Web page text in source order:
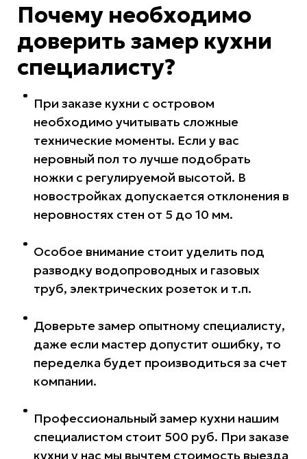
Почему необходимо
доверить замер кухни
специалисту?
При заказе кухни с островом
необходимо учитывать сложные
технические моменты. Если у вас
неровный пол то лучше подобрать
ножки с регулируемой высотой. В
новостройках допускается отклонения в
неровностях стен от 5 до 10 мм.
Особое внимание стоит уделить под
разводку водопроводных и газовых
труб, электрических розеток и т.п.
Доверьте замер опытному специалисту,
даже если мастер допустит ошибку, то
переделка будет производиться за счет
компании.
Профессиональный замер кухни нашим
специалистом стоит 500 руб. При заказе
кухни у нас мы вычтем стоимость выезда